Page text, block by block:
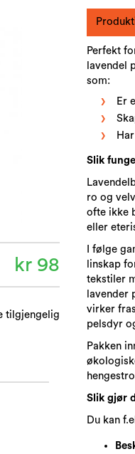
kr 98
tilgjengelig
Perfekt
lavendel
som:
Er
Slik
ro og
ofte ikke
eller
I følge
linskap
tekstiler
lavender
virker
pelsdyr
Pakken
Slik gjør
Du kan